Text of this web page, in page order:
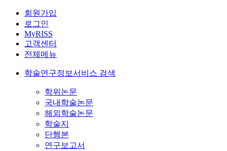
회원가입
로그인
MyRISS
고객센터
전체메뉴
학술연구정보서비스 검색
학위논문
국내학술논문
해외학술논문
학술지
단행본
연구보고서